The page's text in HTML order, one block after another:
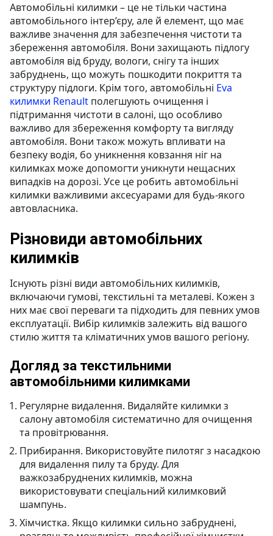
Автомобільні килимки – це не тільки частина
автомобільного інтер’єру, але й елемент, що має
важливе значення для забезпечення чистоти та
збереження автомобіля. Вони захищають підлогу
автомобіля від бруду, вологи, снігу та інших
забруднень, що можуть пошкодити покриття та
структуру підлоги. Крім того, автомобільні Eva
килимки Renault полегшують очищення і
підтримання чистоти в салоні, що особливо
важливо для збереження комфорту та вигляду
автомобіля. Вони також можуть впливати на
безпеку водія, бо уникнення ковзання ніг на
килимках може допомогти уникнути нещасних
випадків на дорозі. Усе це робить автомобільні
килимки важливими аксесуарами для будь-якого
автовласника.
Різновиди автомобільних
килимків
Існують різні види автомобільних килимків,
включаючи гумові, текстильні та металеві. Кожен з
них має свої переваги та підходить для певних умов
експлуатації. Вибір килимків залежить від вашого
стилю життя та кліматичних умов вашого регіону.
Догляд за текстильними
автомобільними килимками
Регулярне видалення. Видаляйте килимки з
салону автомобіля систематично для очищення
та провітрювання.
Прибирання. Використовуйте пилотяг з насадкою
для видалення пилу та бруду. Для
важкозабруднених килимків, можна
використовувати спеціальний килимковий
шампунь.
Хімчистка. Якщо килимки сильно забруднені,